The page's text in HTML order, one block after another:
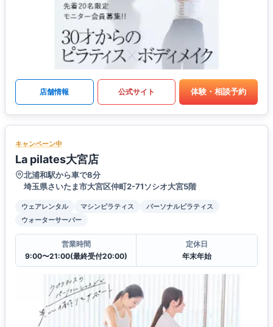
店舗情報 公式サイト 体験・相談予約
キャンペーン中
La pilates大宮店
北浦和駅から車で8分
埼玉県さいたま市大宮区仲町2-71ソシオ大宮5階
ウェアレンタル マシンピラティス
パーソナルピラティス
ウォーターサーバー
営業時間
9:00〜21:00(最終受付20:00)
定休日
年末年始